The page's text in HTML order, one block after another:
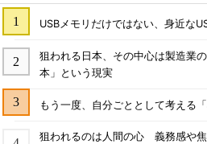
USBメモリだけではない、身近な
狙われる日本、その中心は製造業
本」という現実
もう一度、自分ごととして考える
狙われるのは人間の心 義務感や